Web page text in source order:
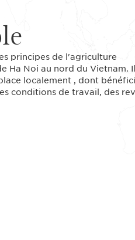
principes de l'agriculture
Ha Noi au nord du Vietnam.
localement , dont
conditions de travail, des